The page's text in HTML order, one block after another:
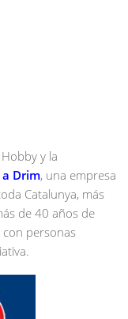
y la
Drim, una empresa
Catalunya, más
de 40 años de
personas